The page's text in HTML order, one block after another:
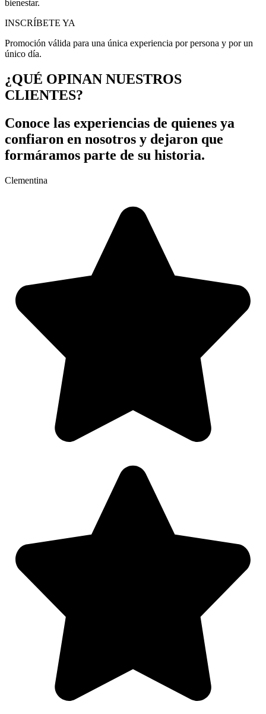
bienestar.
INSCRÍBETE YA
Promoción válida para una única experiencia por persona y por un
único día.
¿QUÉ OPINAN NUESTROS
CLIENTES?
Conoce las experiencias de quienes ya
confiaron en nosotros y dejaron que
formáramos parte de su historia.
Clementina